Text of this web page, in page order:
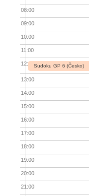
08:00
09:00
10:00
11:00
12:00Sudoku GP 6 (Česko)
13:00
14:00
15:00
16:00
17:00
18:00
19:00
20:00
21:00